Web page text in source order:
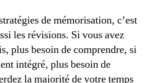
de mémorisation, c’est
les révisions. Si vous avez
plus besoin de comprendre, si
intégré, plus besoin de
la majorité de votre temps